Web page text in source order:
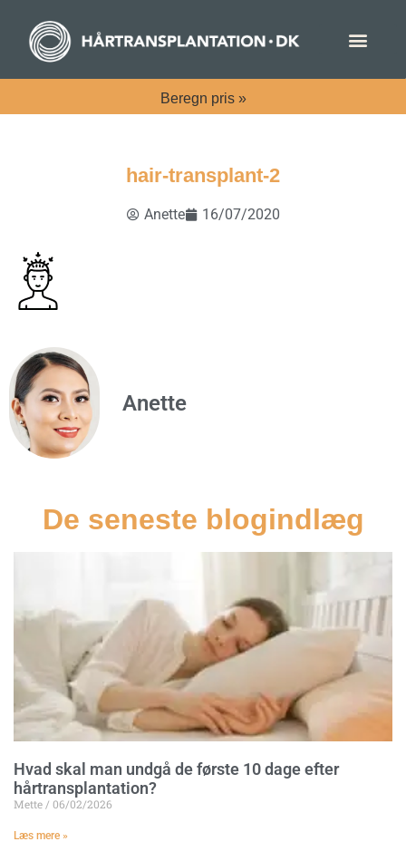
Beregn pris »
hair-transplant-2
Anette 16/07/2020
Anette
De seneste blogindlæg
Hvad skal man undgå de første 10 dage efter
hårtransplantation?
Mette 06/02/2026
Læs mere »